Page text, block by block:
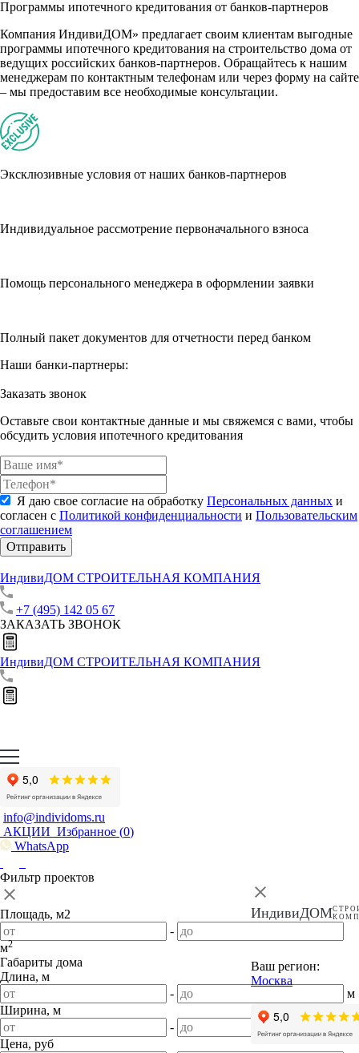
Программы ипотечного кредитования от банков-партнеров
Компания ИндивиДОМ» предлагает своим клиентам выгодные
программы ипотечного кредитования на строительство дома от
ведущих российских банков-партнеров. Обращайтесь к нашим
менеджерам по контактным телефонам или через форму на сайте
– мы предоставим все необходимые консультации.
Эксклюзивные условия от наших банков-партнеров
Индивидуальное рассмотрение первоначального взноса
Помощь персонального менеджера в оформлении заявки
Полный пакет документов для отчетности перед банком
Наши банки-партнеры:
Заказать звонок
Оставьте свои контактные данные и мы свяжемся с вами, чтобы
обсудить условия ипотечного кредитования
Я даю свое согласие на обработку Персональных данных и
согласен с Политикой конфиденциальности и Пользовательским
соглашением
Отправить
ИндивиДОМ СТРОИТЕЛЬНАЯ КОМПАНИЯ
+7 (495) 142 05 67
ЗАКАЗАТЬ ЗВОНОК
ИндивиДОМ СТРОИТЕЛЬНАЯ КОМПАНИЯ
info@individoms.ru
АКЦИИ Избранное (0)
WhatsApp
ИндивиДОМ
Ваш регион:
Москва
Фильтр проектов
Площадь, м2
-
м2
Габариты дома
Длина, м
-
м
Ширина, м
-
Цена, руб